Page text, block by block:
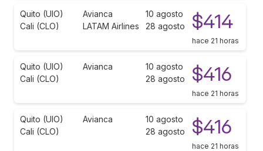
Quito (UIO)
Cali (CLO)
Avianca
LATAM Airlines
10 agosto
28 agosto
$414
hace 21 horas
Quito (UIO)
Cali (CLO)
Avianca
10 agosto
28 agosto
$416
hace 21 horas
Quito (UIO)
Cali (CLO)
Avianca
10 agosto
28 agosto
$416
hace 21 horas